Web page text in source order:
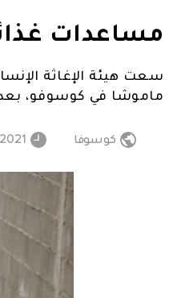
مساعدات
ماموشا في كوسوفو،
كوسوفا